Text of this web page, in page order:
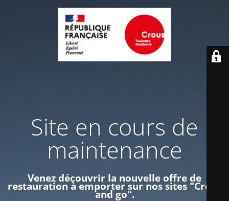
Site en cours de
maintenance
Venez découvrir la nouvelle offre de
restauration à emporter sur nos sites "Crous
and go".